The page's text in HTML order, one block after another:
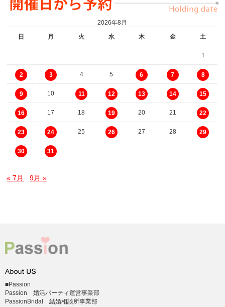
2026年8月
日
月 火 水 木 金 土
1
2 3 4 5 6 7 8
9 10 11 12 13 14 15
16 17 18 19 20 21 22
23 24 25 26 27 28 29
30 31
« 7月 9月 »
■Passion
Passion 婚活パーティ運営事業部
PassionBridal 結婚相談所事業部